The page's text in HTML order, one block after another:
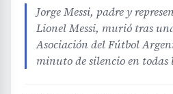
Jorge Messi, padre y
Lionel Messi, murió tras
Asociación del Fútbol
minuto de silencio en todas